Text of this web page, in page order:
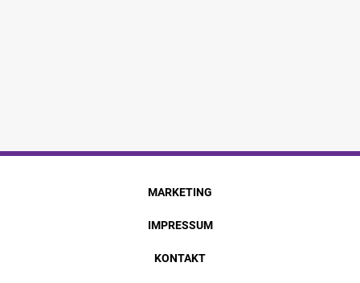
MARKETING
IMPRESSUM
KONTAKT